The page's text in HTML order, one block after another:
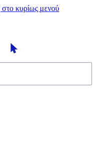
κυρίως μενού